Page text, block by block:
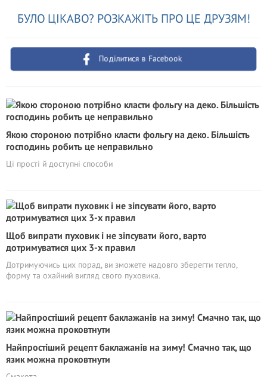
БУЛО ЦІКАВО? РОЗКАЖІТЬ ПРО ЦЕ ДРУЗЯМ!
Поділитися в Facebook
Якою стороною потрібно класти фольгу на деко. Більшість
господинь робить це неправильно
Ці прості й доступні способи
Щоб випрати пуховик і не зіпсувати його, варто
дотримуватися цих 3-х правил
Дотримуючись цих порад, ви зможете надовго зберегти тепло,
форму та охайний вигляд свого пуховика.
Найпростіший рецепт баклажанів на зиму! Смачно так, що
язик можна проковтнути